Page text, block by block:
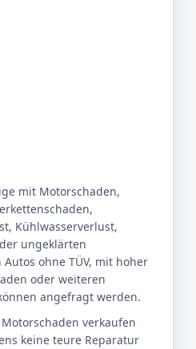
mit Motorschaden,
Kühlwasserverlust,
ungeklärten
ohne TÜV, mit hoher
oder weiteren
angefragt werden.
verkaufen
keine teure Reparatur